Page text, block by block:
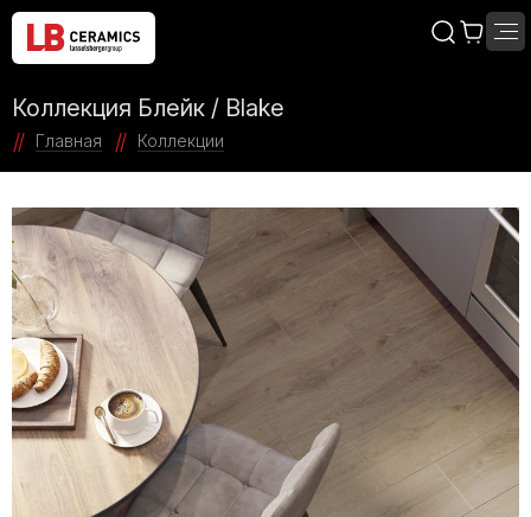
Коллекция Блейк / Blake
Главная Коллекции